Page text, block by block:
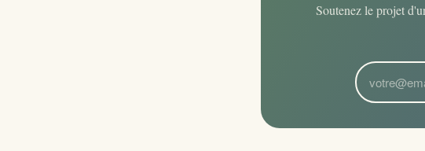
Soutenez le projet